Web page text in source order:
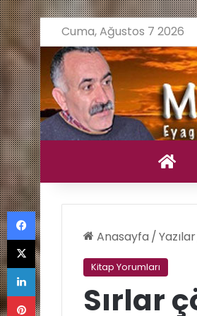
Cuma, Ağustos 7 2026
Anasayfa /Yazılar
Kitap Yorumları
Sırlar
Facebook
X
LinkedIn
Pinterest